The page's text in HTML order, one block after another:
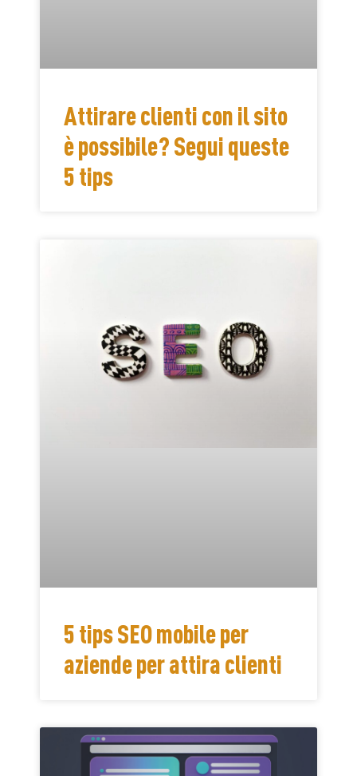
Attirare clienti con il sito
è possibile? Segui queste
5 tips
5 tips SEO mobile per
aziende per attira clienti